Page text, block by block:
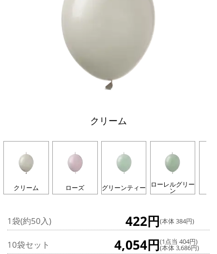
クリーム
クリーム ローズ グリーンティー ローレルグリー
ン
1袋(約50入) 422円(本体 384円)
10袋セット 4,054円(1点当 404円)
(本体 3,686円)